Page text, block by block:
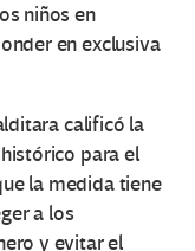
niños en
en exclusiva
calificó la
para el
la medida tiene
a los
y evitar el